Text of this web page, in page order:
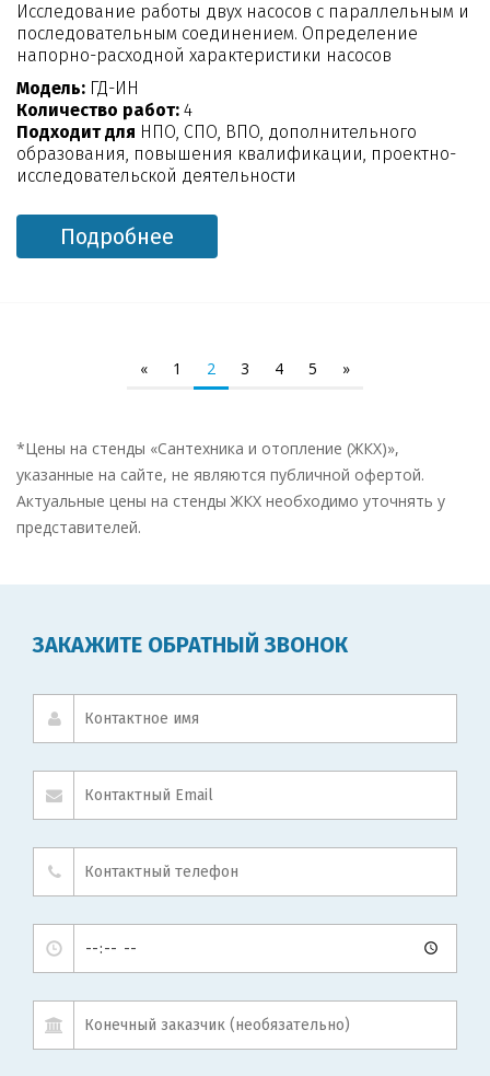
Исследование работы двух насосов с параллельным и
последовательным соединением. Определение
напорно-расходной характеристики насосов
Модель: ГД-ИН
Количество работ: 4
Подходит для НПО, СПО, ВПО, дополнительного
образования, повышения квалификации, проектно-
исследовательской деятельности
Подробнее
« 1 2 3 4 5 »
*Цены на стенды «Сантехника и отопление (ЖКХ)»,
указанные на сайте, не являются публичной офертой.
Актуальные цены на стенды ЖКХ необходимо уточнять у
представителей.
ЗАКАЖИТЕ ОБРАТНЫЙ ЗВОНОК